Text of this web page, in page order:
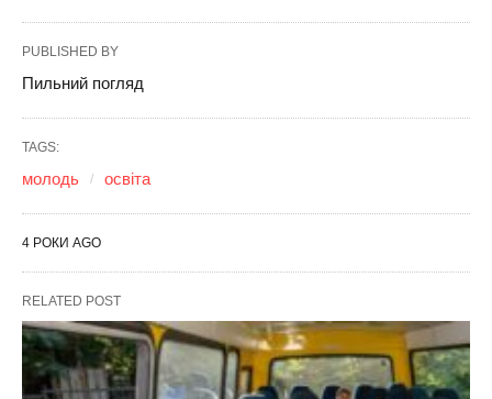
PUBLISHED BY
Пильний погляд
TAGS:
молодь освіта
4 РОКИ AGO
RELATED POST